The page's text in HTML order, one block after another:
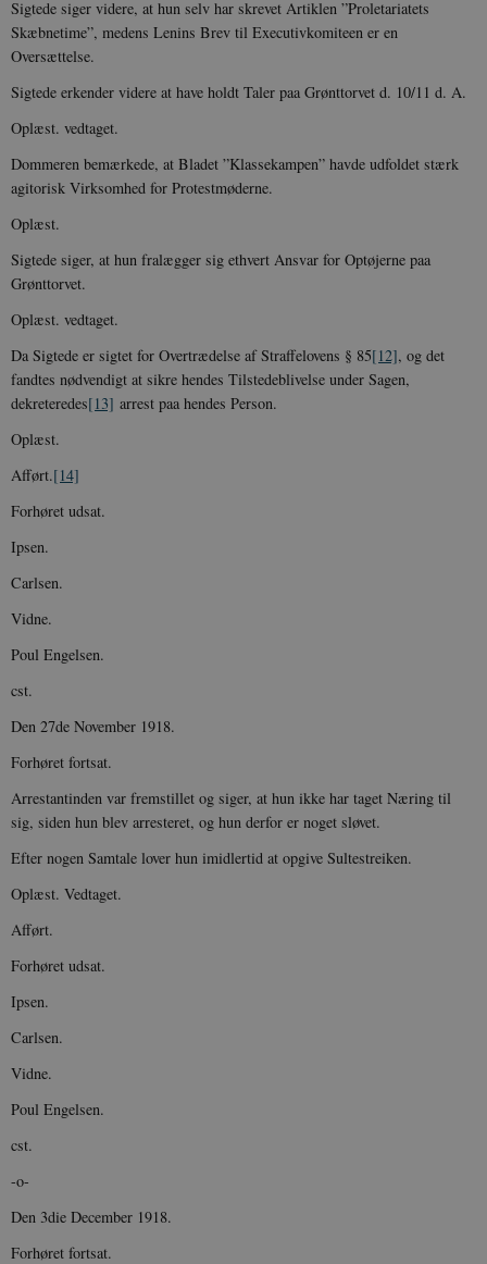
Sigtede siger videre, at hun selv har skrevet Artiklen ”Proletariatets
Skæbnetime”, medens Lenins Brev til Executivkomiteen er en
Oversættelse.
Sigtede erkender videre at have holdt Taler paa Grønttorvet d. 10/11 d. A.
Oplæst. vedtaget.
Dommeren bemærkede, at Bladet ”Klassekampen” havde udfoldet stærk
agitorisk Virksomhed for Protestmøderne.
Oplæst.
Sigtede siger, at hun fralægger sig ethvert Ansvar for Optøjerne paa
Grønttorvet.
Oplæst. vedtaget.
Da Sigtede er sigtet for Overtrædelse af Straffelovens § 85[12], og det
fandtes nødvendigt at sikre hendes Tilstedeblivelse under Sagen,
dekreteredes[13] arrest paa hendes Person.
Oplæst.
Afført.[14]
Forhøret udsat.
Ipsen.
Carlsen.
Vidne.
Poul Engelsen.
cst.
Den 27de November 1918.
Forhøret fortsat.
Arrestantinden var fremstillet og siger, at hun ikke har taget Næring til
sig, siden hun blev arresteret, og hun derfor er noget sløvet.
Efter nogen Samtale lover hun imidlertid at opgive Sultestreiken.
Oplæst. Vedtaget.
Afført.
Forhøret udsat.
Ipsen.
Carlsen.
Vidne.
Poul Engelsen.
cst.
-o-
Den 3die December 1918.
Forhøret fortsat.